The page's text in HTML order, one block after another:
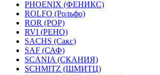
PHOENIX (ФЕНИКС)
ROLFO (Рольфо)
ROR (РОР)
RVI (РЕНО)
SACHS (Сакс)
SAF (САФ)
SCANIA (СКАНИЯ)
SCHMITZ (ШМИТЦ)